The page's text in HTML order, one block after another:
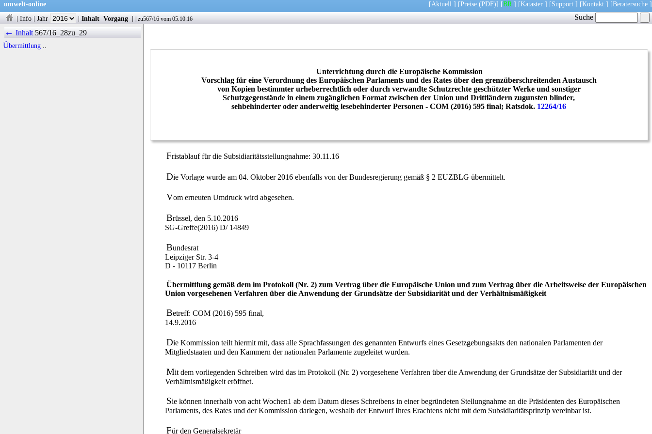
umwelt-online [Aktuell ] [Preise (PDF)] [BR ] [Kataster ] [Support ] [Kontakt ] [Beratersuche ]
| Info | Jahr | Inhalt Vorgang | zu567/16 vom 05.10.16
Unterrichtung durch die Europäische Kommission
Vorschlag für eine Verordnung des Europäischen Parlaments und des Rates über den grenzüberschreitenden Austausch
von Kopien bestimmter urheberrechtlich oder durch verwandte Schutzrechte geschützter Werke und sonstiger
Schutzgegenstände in einem zugänglichen Format zwischen der Union und Drittländern zugunsten blinder,
sehbehinderter oder anderweitig lesebehinderter Personen - COM (2016) 595 final; Ratsdok. 12264/16
Fristablauf für die Subsidiaritätsstellungnahme: 30.11.16
Die Vorlage wurde am 04. Oktober 2016 ebenfalls von der Bundesregierung gemäß § 2 EUZBLG übermittelt.
Vom erneuten Umdruck wird abgesehen.
Brüssel, den 5.10.2016
SG-Greffe(2016) D/ 14849
Bundesrat
Leipziger Str. 3-4
D - 10117 Berlin
Übermittlung gemäß dem im Protokoll (Nr. 2) zum Vertrag über die Europäische Union und zum Vertrag über die Arbeitsweise der Europäischen
Union vorgesehenen Verfahren über die Anwendung der Grundsätze der Subsidiarität und der Verhältnismäßigkeit
Betreff: COM (2016) 595 final,
14.9.2016
Die Kommission teilt hiermit mit, dass alle Sprachfassungen des genannten Entwurfs eines Gesetzgebungsakts den nationalen Parlamenten der
Mitgliedstaaten und den Kammern der nationalen Parlamente zugeleitet wurden.
Mit dem vorliegenden Schreiben wird das im Protokoll (Nr. 2) vorgesehene Verfahren über die Anwendung der Grundsätze der Subsidiarität und der
Verhältnismäßigkeit eröffnet.
Sie können innerhalb von acht Wochen1 ab dem Datum dieses Schreibens in einer begründeten Stellungnahme an die Präsidenten des Europäischen
Parlaments, des Rates und der Kommission darlegen, weshalb der Entwurf Ihres Erachtens nicht mit dem Subsidiaritätsprinzip vereinbar ist.
Für den Generalsekretär
← Inhalt 567/16_28zu_29
Übermittlung..
Suche